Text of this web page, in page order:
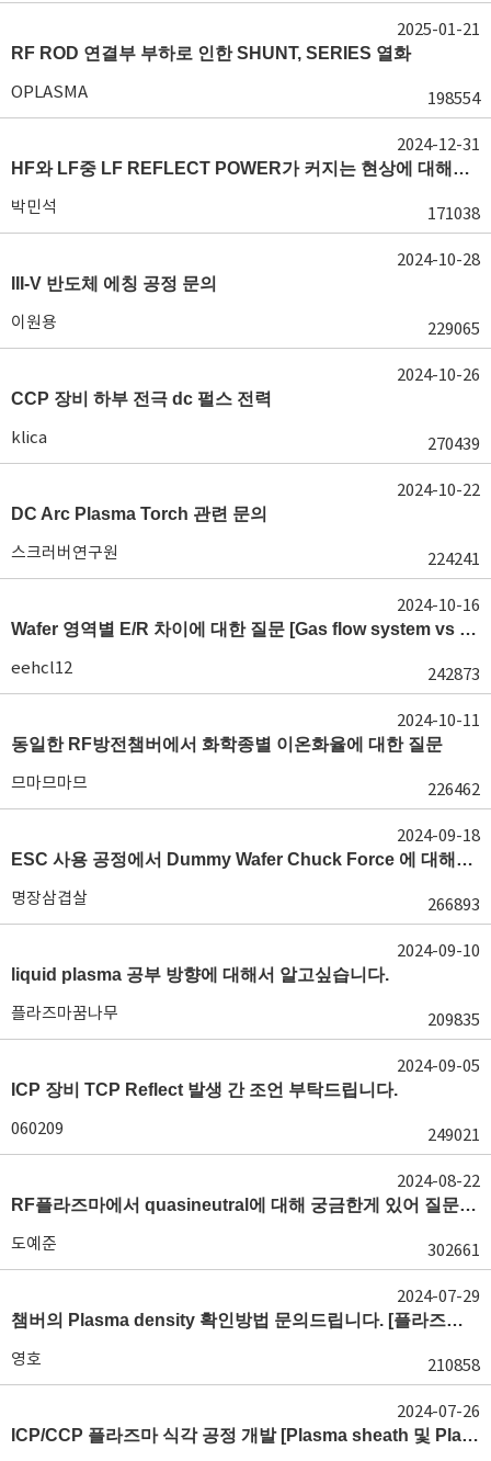
RF ROD 연결부 부하로 인한 SHUNT, SERIES 열화
OPLASMA 198554
2025-01-21
HF와 LF중 LF REFLECT POWER가 커지는 현상에 대해서 도움이 필요합니다.
박민석 171038
2024-12-31
III-V 반도체 에칭 공정 문의
이원용 229065
2024-10-28
CCP 장비 하부 전극 dc 펄스 전력
klica 270439
2024-10-26
DC Arc Plasma Torch 관련 문의
스크러버연구원 224241
2024-10-22
Wafer 영역별 E/R 차이에 대한 질문 [Gas flow system vs E/R]
eehcl12 242873
2024-10-16
동일한 RF방전챔버에서 화학종별 이온화율에 대한 질문
므마므마므 226462
2024-10-11
ESC 사용 공정에서 Dummy Wafer Chuck Force 에 대해서 궁급합니다
명장삼겹살 266893
2024-09-18
liquid plasma 공부 방향에 대해서 알고싶습니다.
플라즈마꿈나무 209835
2024-09-10
ICP 장비 TCP Reflect 발생 간 조언 부탁드립니다.
060209 249021
2024-09-05
RF플라즈마에서 quasineutral에 대해 궁금한게 있어 질문글 올립니다.[quasineutral]
도예준 302661
2024-08-22
챔버의 Plasma density 확인방법 문의드립니다. [플라즈마 모니터링, OES, LP]
영호 210858
2024-07-29
ICP/CCP 플라즈마 식각 공정 개발 [Plasma sheath 및 Plasma generation]
2024-07-26